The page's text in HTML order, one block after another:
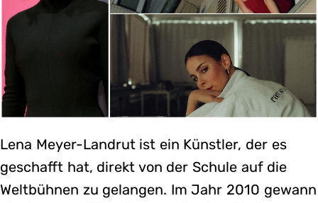
Lena Meyer-Landrut ist ein Künstler, der es
geschafft hat, direkt von der Schule auf die
Weltbühnen zu gelangen. Im Jahr 2010 gewann